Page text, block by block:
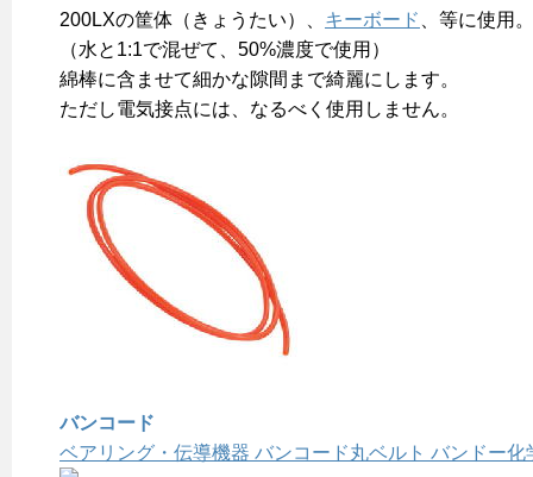
200LXの筐体（きょうたい）、 キーボード
、等に使用。
（水と1:1で混ぜて、50%濃度で使用）
綿棒に含ませて細かな隙間まで綺麗にします。
ただし電気接点には、なるべく使用しません。
バンコード
ベアリング・伝導機器 バンコード丸ベルト バンドー化